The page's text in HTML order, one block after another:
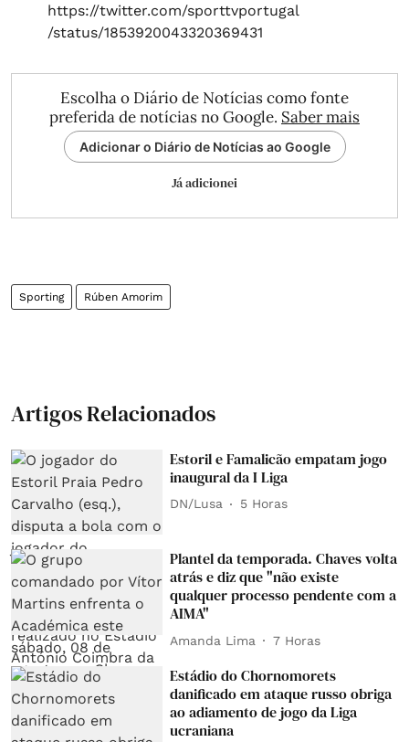
https://twitter.com/sporttvportugal
/status/1853920043320369431
Escolha o Diário de Notícias como fonte
preferida de notícias no Google. Saber mais
Adicionar o Diário de Notícias ao Google
Já adicionei
Sporting Rúben Amorim
Artigos Relacionados
Estoril e Famalicão empatam jogo
inaugural da I Liga
DN/Lusa 5 Horas
Plantel da temporada. Chaves volta
atrás e diz que "não existe
qualquer processo pendente com a
AIMA"
Amanda Lima 7 Horas
Estádio do Chornomorets
danificado em ataque russo obriga
ao adiamento de jogo da Liga
ucraniana